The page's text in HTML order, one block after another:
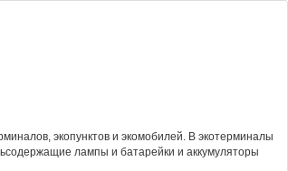
экопунктов и экомобилей. В экотерминалы
лампы и батарейки и аккумуляторы